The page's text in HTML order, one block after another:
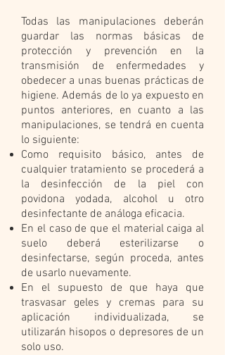
Todas las manipulaciones deberán
guardar las normas básicas de
protección y prevención en la
transmisión de enfermedades y
obedecer a unas buenas prácticas de
higiene. Además de lo ya expuesto en
puntos anteriores, en cuanto a las
manipulaciones, se tendrá en cuenta
lo siguiente:
Como requisito básico, antes de
cualquier tratamiento se procederá a
la desinfección de la piel con
povidona yodada, alcohol u otro
desinfectante de análoga eficacia.
En el caso de que el material caiga al
suelo deberá esterilizarse o
desinfectarse, según proceda, antes
de usarlo nuevamente.
En el supuesto de que haya que
trasvasar geles y cremas para su
aplicación individualizada, se
utilizarán hisopos o depresores de un
solo uso.